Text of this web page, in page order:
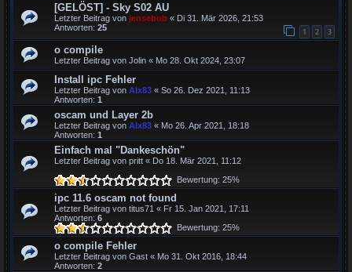
[GELÖST] - Sky S02 AU
Letzter Beitrag von jensebub « Di 31. Mär 2026, 21:53
Antworten: 25 1 2 3
o compile
Letzter Beitrag von Jolin « Mo 28. Okt 2024, 23:07
Install ipc Fehler
Letzter Beitrag von Alx83 « So 26. Dez 2021, 11:13
Antworten: 1
oscam und Layer 2b
Letzter Beitrag von Alx83 « Mo 26. Apr 2021, 18:18
Antworten: 1
Einfach mal "Dankeschön"
Letzter Beitrag von pritt « Do 18. Mär 2021, 11:12
Bewertung: 25%
ipc 11.6 oscam not found
Letzter Beitrag von titus71 « Fr 15. Jan 2021, 17:11
Antworten: 6
Bewertung: 25%
o compile Fehler
Letzter Beitrag von Gast « Mo 31. Okt 2016, 18:44
Antworten: 2